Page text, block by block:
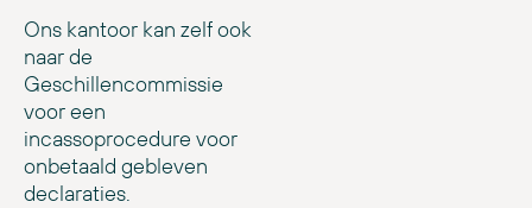
Ons kantoor kan zelf ook
naar de
Geschillencommissie
voor een
incassoprocedure voor
onbetaald gebleven
declaraties.